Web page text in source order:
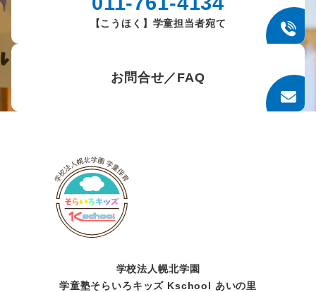
【こうほく】学童担当者宛て
お問合せ／FAQ
学校法人幌北学園
学童塾そらいろキッズ Kschool あいの里